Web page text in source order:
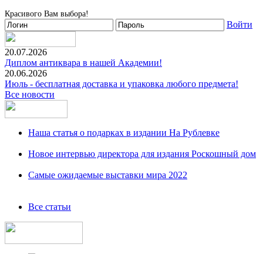
Красивого Вам выбора!
Войти
20.07.2026
Диплом антиквара в нашей Академии!
20.06.2026
Июль - бесплатная доставка и упаковка любого предмета!
Все новости
Наша статья о подарках в издании На Рублевке
Новое интервью директора для издания Роскошный дом
Самые ожидаемые выставки мира 2022
Все статьи